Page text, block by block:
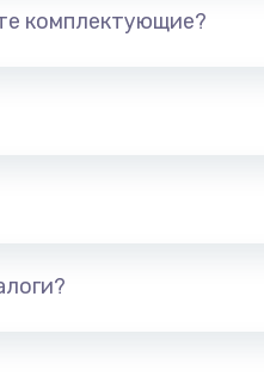
комплектующие?